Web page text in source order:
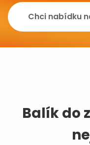
Chci nabídku
Balík do